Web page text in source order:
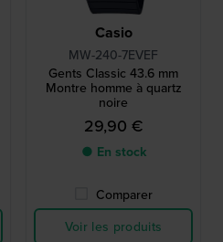
Casio
MW-240-7EVEF
Gents Classic 43.6 mm
Montre homme à quartz
noire
29,90 €
● En stock
Comparer
Voir les produits